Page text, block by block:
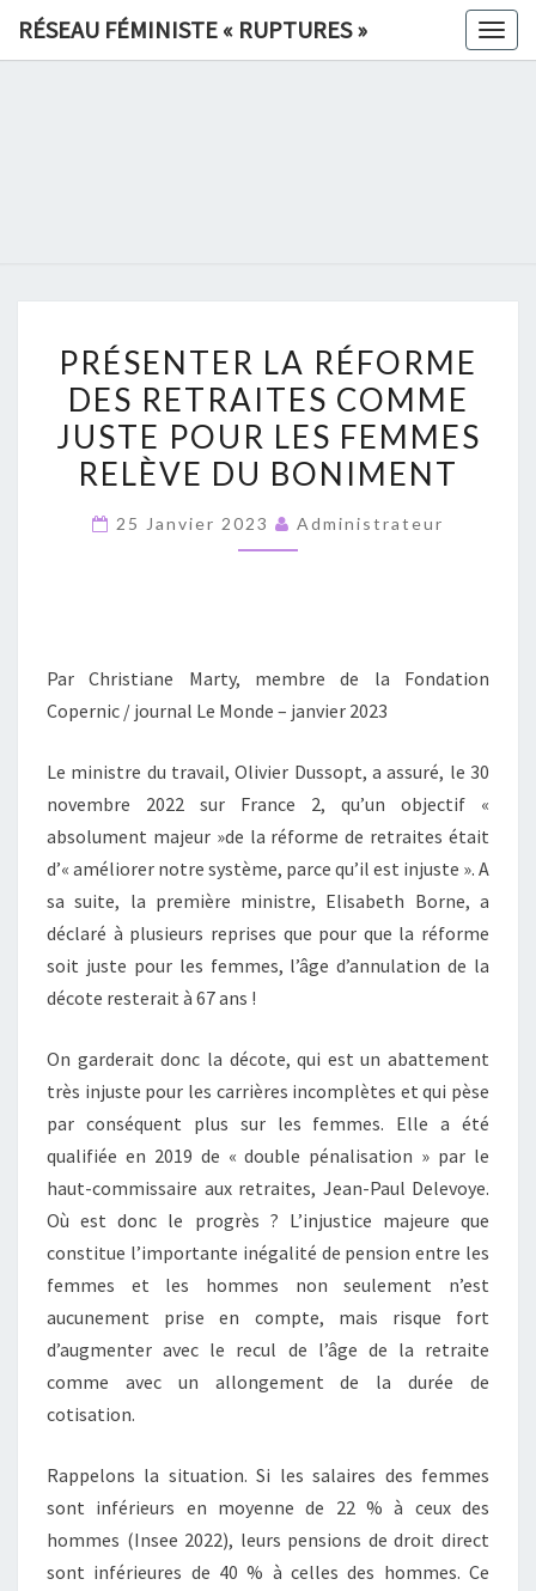
RÉSEAU FÉMINISTE « RUPTURES »
»
LA
RÉFORME
DES
RETRAITES
JUSTE
DU
BONIMENT
PRÉSENTER LA RÉFORME
DES RETRAITES COMME
JUSTE POUR LES FEMMES
RELÈVE DU BONIMENT
25 Janvier 2023 Administrateur
Par Christiane Marty, membre de la Fondation
Copernic / journal Le Monde – janvier 2023
Le ministre du travail, Olivier Dussopt, a assuré, le 30
novembre 2022 sur France 2, qu’un objectif «
absolument majeur »de la réforme de retraites était
d’« améliorer notre système, parce qu’il est injuste ». A
sa suite, la première ministre, Elisabeth Borne, a
déclaré à plusieurs reprises que pour que la réforme
soit juste pour les femmes, l’âge d’annulation de la
décote resterait à 67 ans !
On garderait donc la décote, qui est un abattement
très injuste pour les carrières incomplètes et qui pèse
par conséquent plus sur les femmes. Elle a été
qualifiée en 2019 de « double pénalisation » par le
haut-commissaire aux retraites, Jean-Paul Delevoye.
Où est donc le progrès ? L’injustice majeure que
constitue l’importante inégalité de pension entre les
femmes et les hommes non seulement n’est
aucunement prise en compte, mais risque fort
d’augmenter avec le recul de l’âge de la retraite
comme avec un allongement de la durée de
cotisation.
Rappelons la situation. Si les salaires des femmes
sont inférieurs en moyenne de 22 % à ceux des
hommes (Insee 2022), leurs pensions de droit direct
sont inférieures de 40 % à celles des hommes. Ce